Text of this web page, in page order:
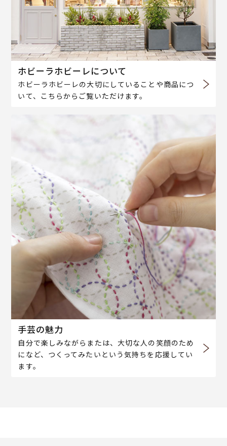
ホビーラホビーレについて
ホビーラホビーレの大切にしていることや商品につ
いて、こちらからご覧いただけます。
手芸の魅力
自分で楽しみながらまたは、大切な人の笑顔のため
になど、つくってみたいという気持ちを応援してい
ます。